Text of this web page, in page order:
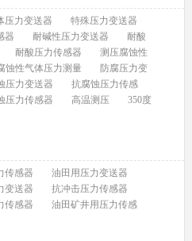
压力变送器
特殊压力变送器
器 耐碱性压力变送器
耐酸
耐酸压力传感器
测压腐蚀性
蚀性气体压力测量
防腐压力变
压力变送器
抗腐蚀压力传感
压力传感器 高温测压
350度
传感器
油田用压力变送器
变送器
抗冲击压力传感器
传感器
油田矿井用压力传感